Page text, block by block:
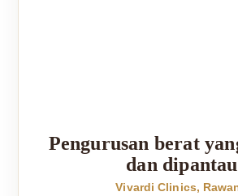
Pengurusan berat
dan dipantau
Vivardi Clinics,